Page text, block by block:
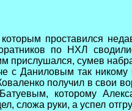
проставился
по НХЛ
прислушался, сумев
с Даниловым так никому
получил в свои
которому
сложа руки, а успел